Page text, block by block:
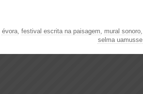
évora, festival escrita na paisagem, mural sonoro,
selma uamusse